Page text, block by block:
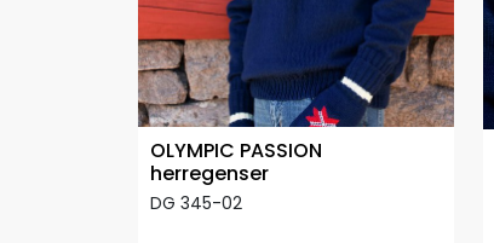
OLYMPIC PASSION
herregenser
DG 345-02